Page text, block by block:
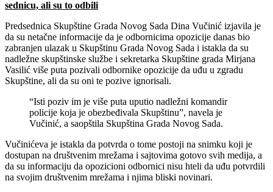
sednicu, ali su to odbili
Predsednica Skupštine Grada Novog Sada Dina Vučinić izjavila je
da su netačne informacije da je odbornicima opozicije danas bio
zabranjen ulazak u Skupštinu Grada Novog Sada i istakla da su
nadležne skupštinske službe i sekretarka Skupštine grada Mirjana
Vasilić više puta pozivali odbornike opozicije da uđu u zgradu
Skupštine, ali da su oni te pozive ignorisali.
“Isti poziv im je više puta uputio nadležni komandir
policije koja je obezbeđivala Skupštinu”, navela je
Vučinić, a saopštila Skupština Grada Novog Sada.
Vučinićeva je istakla da potvrda o tome postoji na snimku koji je
dostupan na društvenim mrežama i sajtovima gotovo svih medija, a
da su informaciju da opozicioni odbornici nisu hteli da uđu potvrdili
na svojim društvenim mrežama i njima bliski novinari.